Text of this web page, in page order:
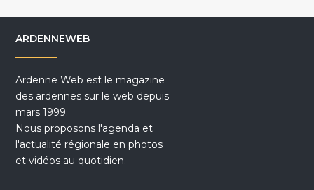
ARDENNEWEB
Ardenne Web est le magazine
des ardennes sur le web depuis
mars 1999.
Nous proposons l'agenda et
l'actualité régionale en photos
et vidéos au quotidien.